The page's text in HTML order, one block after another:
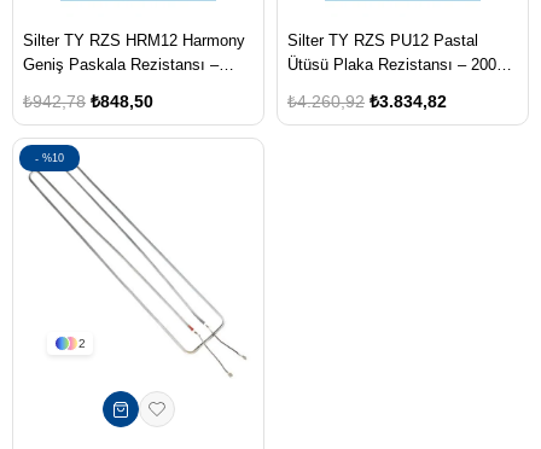
Silter TY RZS HRM12 Harmony
Geniş Paskala Rezistansı –
₺848,50
₺942,78
Silter TY RZS PU12 Pastal
Ütüsü Plaka Rezistansı – 2000
₺3.834,82
₺4.260,92
2
%10